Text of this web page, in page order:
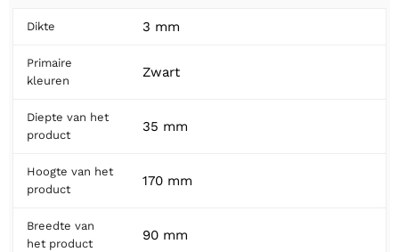
Dikte 3 mm
Primaire
kleuren
Zwart
Diepte van het
product
35 mm
Hoogte van het
product
170 mm
Breedte van
het product
90 mm